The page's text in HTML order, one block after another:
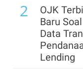
2
OJK
Baru
Data
Lending